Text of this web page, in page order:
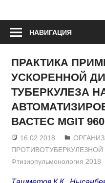
НАВИГАЦИЯ
ПРАКТИКА
УСКОРЕННОЙ
ТУБЕРКУЛЕЗА
ВАСТЕС MGIT 960
16.02.2018 admin
Фтизиопульмонология 2018